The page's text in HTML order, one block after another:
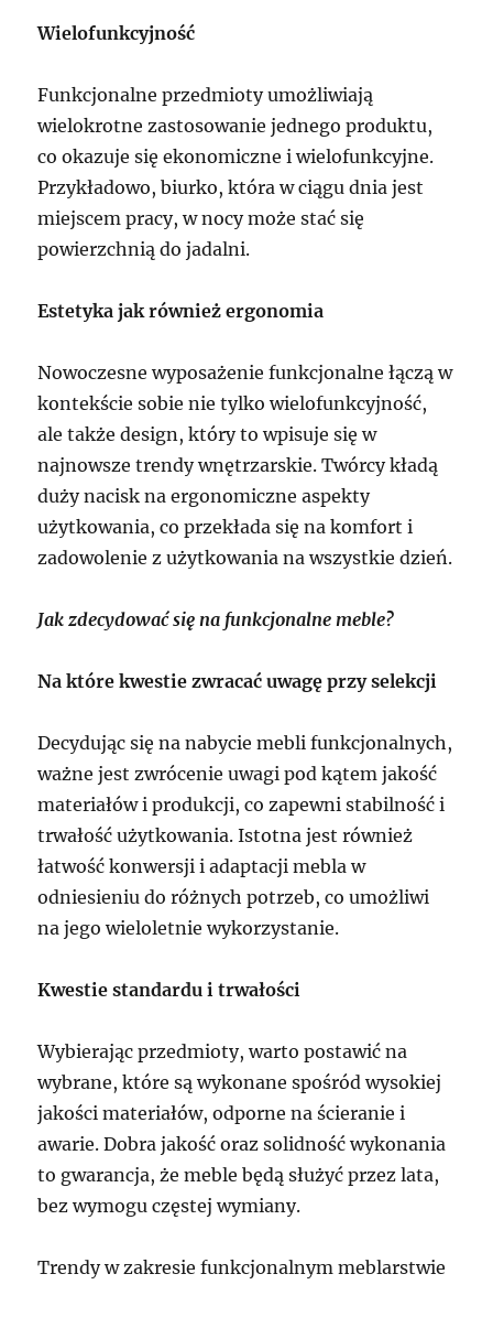
Wielofunkcyjność
Funkcjonalne przedmioty umożliwiają
wielokrotne zastosowanie jednego produktu,
co okazuje się ekonomiczne i wielofunkcyjne.
Przykładowo, biurko, która w ciągu dnia jest
miejscem pracy, w nocy może stać się
powierzchnią do jadalni.
Estetyka jak również ergonomia
Nowoczesne wyposażenie funkcjonalne łączą w
kontekście sobie nie tylko wielofunkcyjność,
ale także design, który to wpisuje się w
najnowsze trendy wnętrzarskie. Twórcy kładą
duży nacisk na ergonomiczne aspekty
użytkowania, co przekłada się na komfort i
zadowolenie z użytkowania na wszystkie dzień.
Jak zdecydować się na funkcjonalne meble?
Na które kwestie zwracać uwagę przy selekcji
Decydując się na nabycie mebli funkcjonalnych,
ważne jest zwrócenie uwagi pod kątem jakość
materiałów i produkcji, co zapewni stabilność i
trwałość użytkowania. Istotna jest również
łatwość konwersji i adaptacji mebla w
odniesieniu do różnych potrzeb, co umożliwi
na jego wieloletnie wykorzystanie.
Kwestie standardu i trwałości
Wybierając przedmioty, warto postawić na
wybrane, które są wykonane spośród wysokiej
jakości materiałów, odporne na ścieranie i
awarie. Dobra jakość oraz solidność wykonania
to gwarancja, że meble będą służyć przez lata,
bez wymogu częstej wymiany.
Trendy w zakresie funkcjonalnym meblarstwie